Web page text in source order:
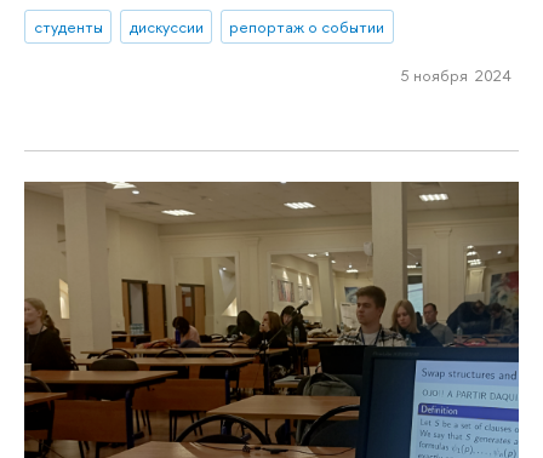
студенты дискуссии репортаж о событии
5 ноября 2024